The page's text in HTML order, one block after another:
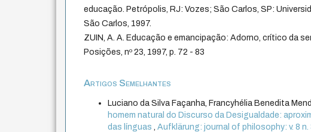
educação. Petrópolis, RJ: Vozes; São Carlos, SP:
São Carlos, 1997.
ZUIN, A. A. Educação e emancipação: Adorno, crítico da
Posições, nº 23, 1997, p. 72 - 83
Artigos Semelhantes
Luciano da Silva Façanha, Francyhélia Benedita
homem natural do Discurso da Desigualdade:
das línguas
,Aufklärung: journal of philosophy: v. 8